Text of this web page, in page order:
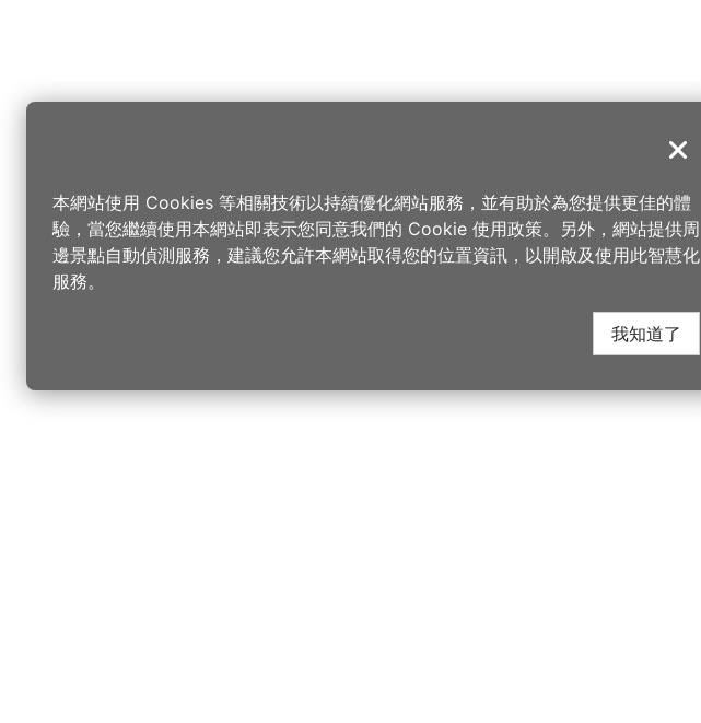
關閉
本網站使用 Cookies 等相關技術以持續優化網站服務，並有助於為您提供更佳的體
驗，當您繼續使用本網站即表示您同意我們的 Cookie 使用政策。另外，網站提供周
邊景點自動偵測服務，建議您允許本網站取得您的位置資訊，以開啟及使用此智慧化
服務。
我知道了